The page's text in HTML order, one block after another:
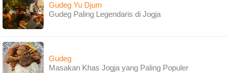
Gudeg Yu Djum
Gudeg Paling Legendaris di Jogja
Gudeg
Masakan Khas Jogja yang Paling Populer